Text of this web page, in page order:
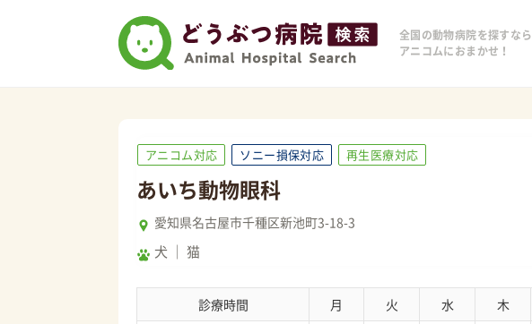
全国の動物病院を探すなら
アニコムにおまかせ！
アニコム対応 ソニー損保対応 再生医療対応
あいち動物眼科
愛知県名古屋市千種区新池町3-18-3
犬 猫
診療時間 月 火 水 木